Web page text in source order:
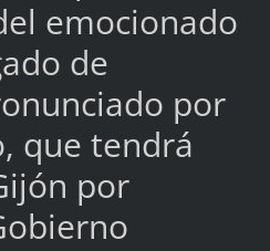
emocionado
de
por
que tendrá
por